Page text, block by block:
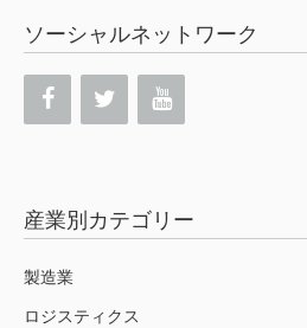
ソーシャルネットワーク
産業別カテゴリー
製造業
ロジスティクス